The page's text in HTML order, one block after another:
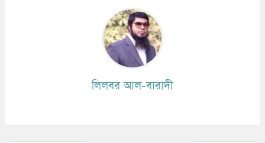
লিলবর আল-বারাদী